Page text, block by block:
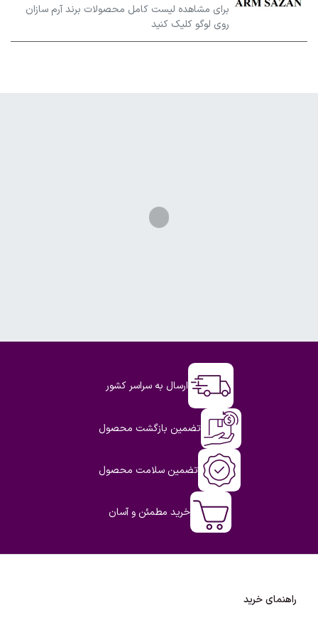
برای مشاهده لیست کامل محصولات برند آرم سازان
روی لوگو کلیک کنید
ارسال به سراسر کشور
تضمین بازگشت محصول
تضمین سلامت محصول
خرید مطمئن و آسان
راهنمای خرید